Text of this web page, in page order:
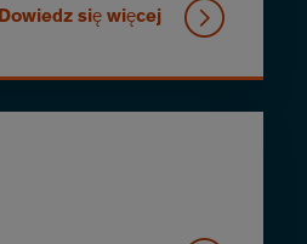
Dowiedz się więcej